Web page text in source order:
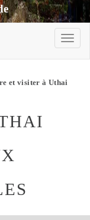
et visiter à Uthai